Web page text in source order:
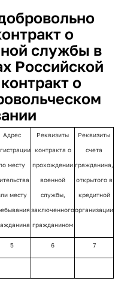
о
службы в
Российской
о
Адрес
месту
месту
Реквизиты
контракта о
прохождении
военной
службы,
заключенного
гражданином
Реквизиты
счета
гражданина,
открытого в
кредитной
организации
5 6 7